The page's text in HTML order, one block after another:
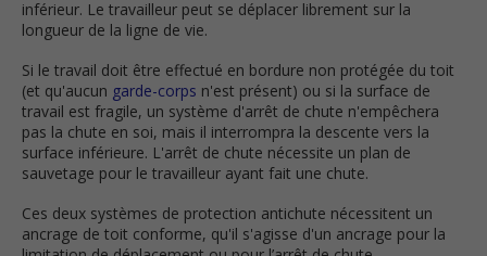
inférieur. Le travailleur peut se déplacer librement sur la
longueur de la ligne de vie.
Si le travail doit être effectué en bordure non protégée du toit
(et qu'aucun garde-corps n'est présent) ou si la surface de
travail est fragile, un système d'arrêt de chute n'empêchera
pas la chute en soi, mais il interrompra la descente vers la
surface inférieure. L'arrêt de chute nécessite un plan de
sauvetage pour le travailleur ayant fait une chute.
Ces deux systèmes de protection antichute nécessitent un
ancrage de toit conforme, qu'il s'agisse d'un ancrage pour la